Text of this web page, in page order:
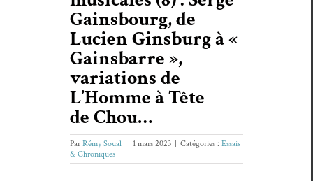
Gainsbourg, de
Lucien Ginsburg à «
Gainsbarre »,
variations de
L’Homme à Tête
de Chou…
ParRémy Soual 1 mars 2023 Catégories : Essais
& Chroniques